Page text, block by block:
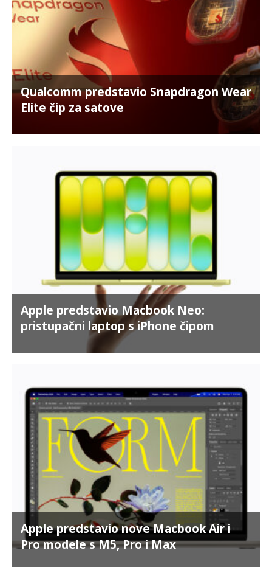
Qualcomm predstavio Snapdragon Wear
Elite čip za satove
Apple predstavio Macbook Neo:
pristupačni laptop s iPhone čipom
Apple predstavio nove Macbook Air i
Pro modele s M5, Pro i Max